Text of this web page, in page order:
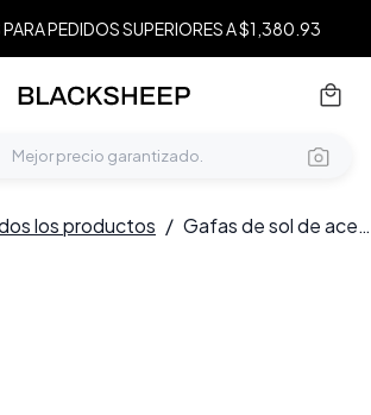
PEDIDOS SUPERIORES A $1,380.93
los productos / Gafas de sol de acetato con forma de mariposa y carey n.° BS2607-0414